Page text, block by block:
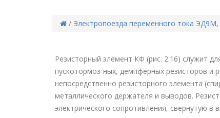
/ Электропоезда переменного тока
Резисторный элемент КФ (рис. 2.16) служит
пускотормоз-ных, демпферных резисторов и
непосредственно резисторного элемента
металлического держателя и выводов.
электрического сопротивления, свернутую в